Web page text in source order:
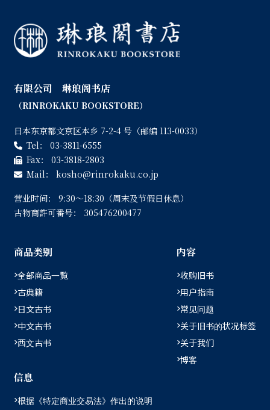
有限公司 琳琅阁书店
（RINROKAKU BOOKSTORE）
日本东京都文京区本乡 7-2-4 号（邮编 113-0033）
Tel：
03-3811-6555
Fax：
03-3818-2803
Mail：
kosho
rinrokaku.co.jp
营业时间：
9:30〜18:30（周末及节假日休息）
古物商許可番号：
305476200477
商品类别
全部商品一覧
古典籍
日文古书
中文古书
西文古书
内容
收购旧书
用户指南
常见问题
关于旧书的状况标签
关于我们
博客
信息
根据《特定商业交易法》作出的说明